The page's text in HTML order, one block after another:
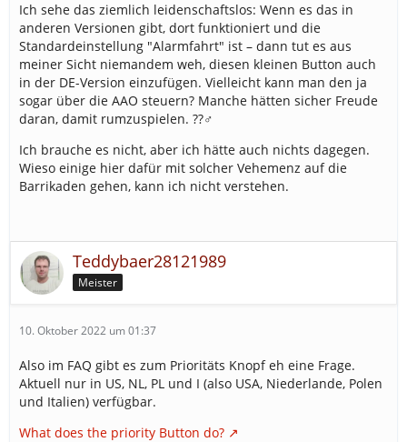
Ich sehe das ziemlich leidenschaftslos: Wenn es das in
anderen Versionen gibt, dort funktioniert und die
Standardeinstellung "Alarmfahrt" ist – dann tut es aus
meiner Sicht niemandem weh, diesen kleinen Button auch
in der DE-Version einzufügen. Vielleicht kann man den ja
sogar über die AAO steuern? Manche hätten sicher Freude
daran, damit rumzuspielen. ??‍♂️
Ich brauche es nicht, aber ich hätte auch nichts dagegen.
Wieso einige hier dafür mit solcher Vehemenz auf die
Barrikaden gehen, kann ich nicht verstehen.
Teddybaer28121989
Meister
10. Oktober 2022 um 01:37
Also im FAQ gibt es zum Prioritäts Knopf eh eine Frage.
Aktuell nur in US, NL, PL und I (also USA, Niederlande, Polen
und Italien) verfügbar.
What does the priority Button do?